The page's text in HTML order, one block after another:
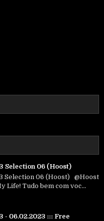
Selection 06 (Hoost)
Selection 06 (Hoost) @Hoost
Tudo bem com voc...
- 06.02.2023 ::: Free